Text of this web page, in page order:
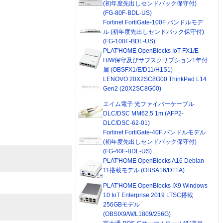
(初年度先出しセンドバック保守付)
(FG-80F-BDL-US)
Fortinet FortiGate-100F バンドルモデ
ル (初年度先出しセンドバック保守付)
(FG-100F-BDL-US)
PLAT'HOME OpenBlocks IoT FX1/E
H/W保守及びサブスクリプション1年付
属 (OBSFX1/E/D11/H1S1)
LENOVO 20X2SC8G00 ThinkPad L14
Gen2 (20X2SC8G00)
エイム電子 光ファイバーケーブル
DLC/DSC MM62.5 1m (AFP2-
DLC/DSC-62-01)
Fortinet FortiGate-40F バンドルモデル
(初年度先出しセンドバック保守付)
(FG-40F-BDL-US)
PLAT'HOME OpenBlocks A16 Debian
11搭載モデル (OBSA16/D11A)
PLAT'HOME OpenBlocks IX9 Windows
10 IoT Enterprise 2019 LTSC搭載
256GBモデル
(OBSIX9/W/L1809/256G)